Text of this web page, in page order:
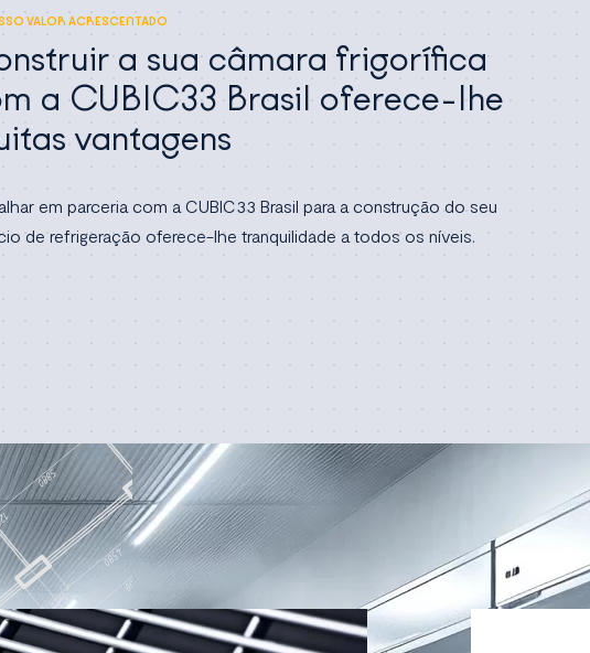
VALOR ACRESCENTADO
a sua câmara frigorífica
a CUBIC33 Brasil oferece-lhe
vantagens
em parceria com a CUBIC33 Brasil para a construção do seu
de refrigeração oferece-lhe tranquilidade a todos os níveis.